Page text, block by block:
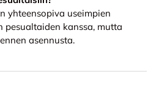
yhteensopiva useimpien
pesualtaiden kanssa, mutta
asennusta.